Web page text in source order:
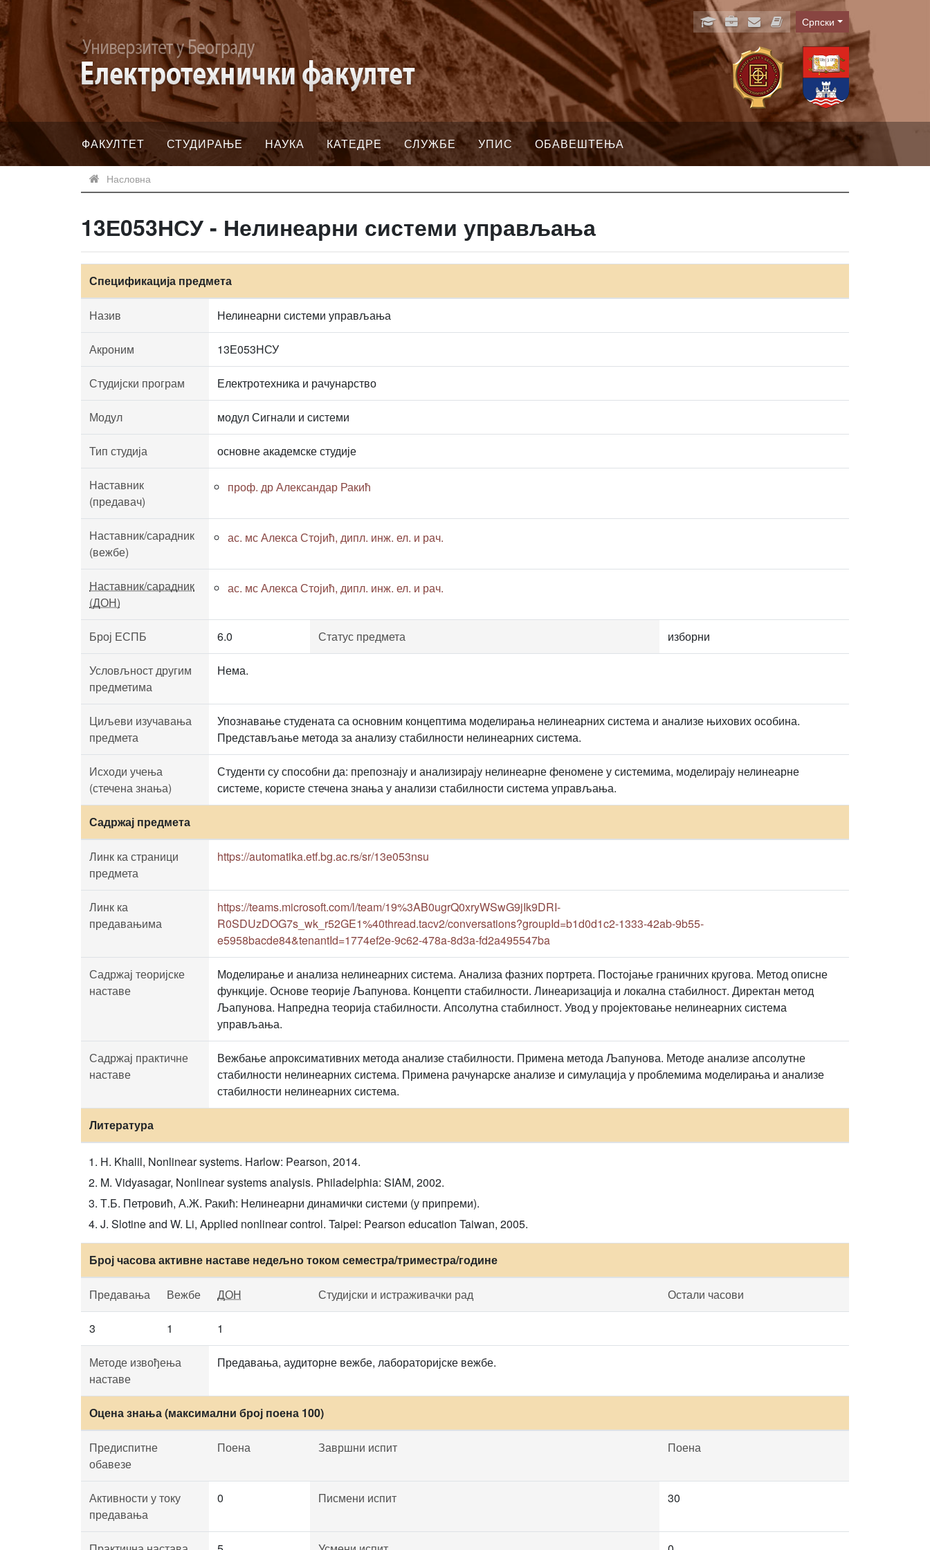
Language
Српски
ФАКУЛТЕТ СТУДИРАЊЕ НАУКА КАТЕДРЕ СЛУЖБЕ УПИС ОБАВЕШТЕЊА
Насловна
13Е053НСУ - Нелинеарни системи управљања
Спецификација предмета
Назив Нелинеарни системи управљања
Акроним 13Е053НСУ
Студијски програм Електротехника и рачунарство
Модул модул Сигнали и системи
Тип студија основне академске студије
Наставник
(предавач)
проф. др Александар Ракић
Наставник/сарадник
(вежбе)
ас. мс Алекса Стојић, дипл. инж. ел. и рач.
Наставник/сарадник
(ДОН)
ас. мс Алекса Стојић, дипл. инж. ел. и рач.
Број ЕСПБ 6.0 Статус предмета изборни
Условљност другим
предметима
Нема.
Циљеви изучавања
предмета
Упознавање студената са основним концептима моделирања нелинеарних система и анализе њихових особина.
Представљање метода за анализу стабилности нелинеарних система.
Исходи учења
(стечена знања)
Студенти су способни да: препознају и анализирају нелинеарне феномене у системима, моделирају нелинеарне
системе, користе стечена знања у анализи стабилности система управљања.
Садржај предмета
Линк ка страници
предмета
https://automatika.etf.bg.ac.rs/sr/13e053nsu
Линк ка
предавањима
https://teams.microsoft.com/l/team/19%3AB0ugrQ0xryWSwG9jIk9DRI-
R0SDUzDOG7s_wk_r52GE1%40thread.tacv2/conversations?groupId=b1d0d1c2-1333-42ab-9b55-
e5958bacde84&tenantId=1774ef2e-9c62-478a-8d3a-fd2a495547ba
Садржај теоријске
наставе
Моделирање и анализа нелинеарних система. Анализа фазних портрета. Постојање граничних кругова. Метод описне
функције. Основе теорије Љапунова. Концепти стабилности. Линеаризација и локална стабилност. Директан метод
Љапунова. Напредна теорија стабилности. Апсолутна стабилност. Увод у пројектовање нелинеарних система
управљања.
Садржај практичне
наставе
Вежбање апроксимативних метода анализе стабилности. Примена метода Љапунова. Методе анализе апсолутне
стабилности нелинеарних система. Примена рачунарске анализе и симулација у проблемима моделирања и анализе
стабилности нелинеарних система.
Литература
H. Khalil, Nonlinear systems. Harlow: Pearson, 2014.
M. Vidyasagar, Nonlinear systems analysis. Philadelphia: SIAM, 2002.
Т.Б. Петровић, А.Ж. Ракић: Нелинеарни динамички системи (у припреми).
J. Slotine and W. Li, Applied nonlinear control. Taipei: Pearson education Taiwan, 2005.
Број часова активне наставе недељно током семестра/триместра/године
Предавања Вежбе ДОН Студијски и истраживачки рад Остали часови
3 1 1
Методе извођења
наставе
Предавања, аудиторне вежбе, лабораторијске вежбе.
Оцена знања (максимални број поена 100)
Предиспитне
обавезе
Поена Завршни испит Поена
Активности у току
предавања
0 Писмени испит 30